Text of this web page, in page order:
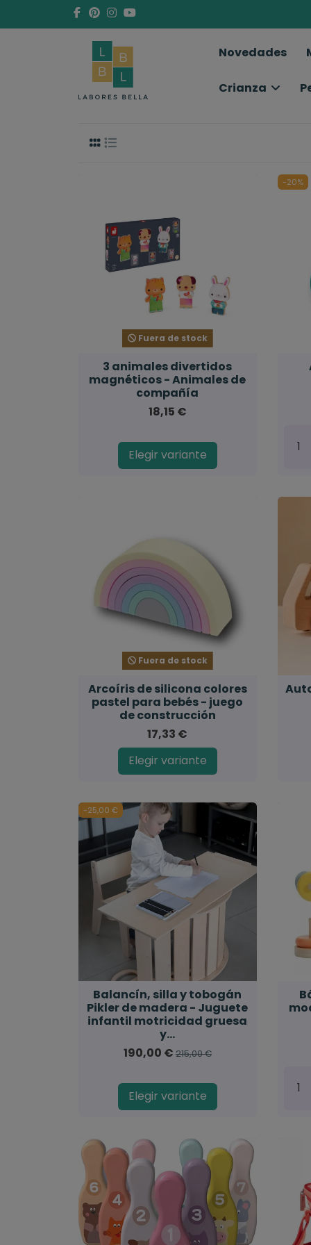
Novedades
Crianza
Fuera de stock
3 animales divertidos
magnéticos - Animales de
compañía
18,15 €
Elegir variante
-20%
Fuera de stock
Arcoíris de silicona colores
pastel para bebés - juego
de construcción
17,33 €
Elegir variante
-25,00 €
Balancín, silla y tobogán
Pikler de madera - Juguete
infantil motricidad gruesa
y...
190,00 € 215,00 €
Elegir variante